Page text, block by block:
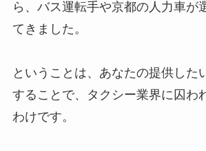
ら、バス運転手や京都の人力車が
てきました。
ということは、あなたの提供した
することで、タクシー業界に囚わ
わけです。